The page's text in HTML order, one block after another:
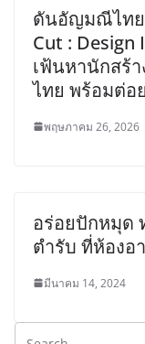
ดันอัญมณีไทย
Cut : Design
เฟ้นหานักสร้
ไทย พร้อมต่อ
พฤษภาคม 26, 2026
อร่อยปักหมุด
ตำรับ ที่ห้องอ
มีนาคม 14, 2024